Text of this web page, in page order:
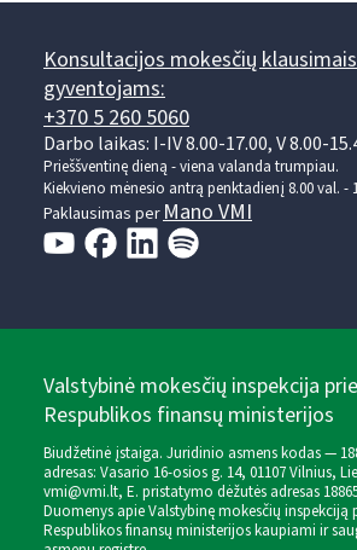
Konsultacijos mokesčių
gyventojams:
+370 5 260 5060
Darbo laikas: I-IV 8.00-17.00, V 8.00-
Prieššventinę dieną - viena valanda trumpiau.
Kiekvieno mėnesio antrą penktadienį 8.00 val. -
Paklausimas perMano VMI
Valstybinė mokesčių inspekcija
Respublikos finansų ministerijos
Biudžetinė įstaiga. Juridinio asmens kodas —
adresas: Vasario 16-osios g. 14, 01107 Vilnius,
vmi@vmi.lt, E. pristatymo dėžutės adresas
Duomenys apie Valstybinę mokesčių inspekciją
Respublikos finansų ministerijos kaupiami ir